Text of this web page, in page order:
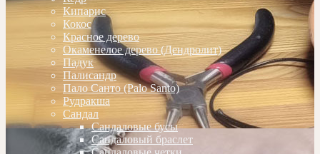
Кипарис
Кокос
Красное дерево
Окаменелое дерево (Дендролит)
Падук
Палисандр
Пало Санто (Palo Santo)
Рудракша
Сандал
Сандаловые бусы
Сандаловый браслет